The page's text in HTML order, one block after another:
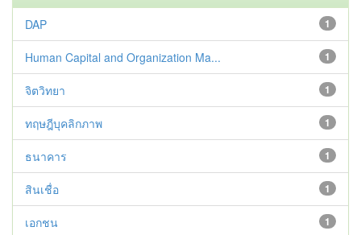
1
DAP
1
Human Capital and Organization Ma...
1
จิตวิทยา
1
ทฤษฎีบุคลิกภาพ
1
ธนาคาร
1
สินเชื่อ
1
เอกชน